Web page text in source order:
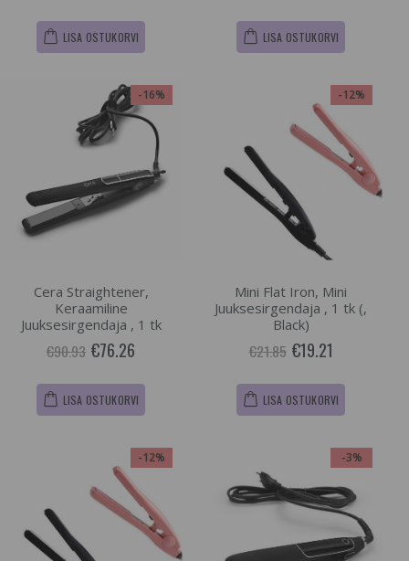
LISA OSTUKORVI LISA OSTUKORVI
-16%
Cera Straightener,
Keraamiline
Juuksesirgendaja , 1 tk
€90.93 €76.26
LISA OSTUKORVI
-12%
Mini Flat Iron, Mini
Juuksesirgendaja , 1 tk (,
Black)
€21.85 €19.21
LISA OSTUKORVI
-12% -3%